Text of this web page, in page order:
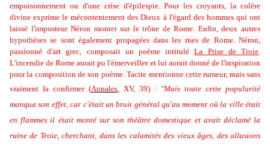
empoisonnement ou d'une crise d'épilespie. Pour les croyants, la colère
divine exprime le mécontentement des Dieux à l'égard des hommes qui ont
laissé l'imposteur Néron monter sur le trône de Rome. Enfin, deux autres
hypothèses se sont également propagées dans les rues de Rome. Néron,
passionné d'art grec, composait un poème intituléLa Prise de Troie.
L'incendie de Rome aurait pu l'émerveiller et lui aurait donné de l'inspiration
pour la composition de son poème. Tacite mentionne cette rumeur, mais sans
vraiment la confirmer (Annales, XV, 39) : "Mais toute cette popularité
manqua son effet, car c'était un bruit général qu'au moment où la ville était
en flammes il était monté sur son théâtre domestique et avait déclamé la
ruine de Troie, cherchant, dans les calamités des vieux âges, des allusions